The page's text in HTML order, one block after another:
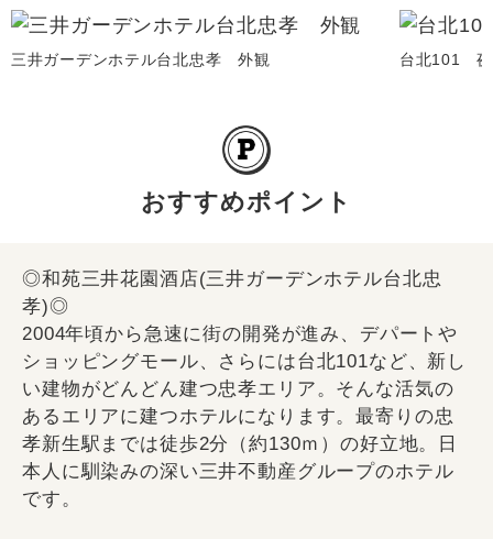
三井ガーデンホテル台北忠孝 外観 台北101 夜
おすすめポイント
◎和苑三井花園酒店(三井ガーデンホテル台北忠
孝)◎
2004年頃から急速に街の開発が進み、デパートや
ショッピングモール、さらには台北101など、新し
い建物がどんどん建つ忠孝エリア。そんな活気の
あるエリアに建つホテルになります。最寄りの忠
孝新生駅までは徒歩2分（約130ｍ）の好立地。日
本人に馴染みの深い三井不動産グループのホテル
です。